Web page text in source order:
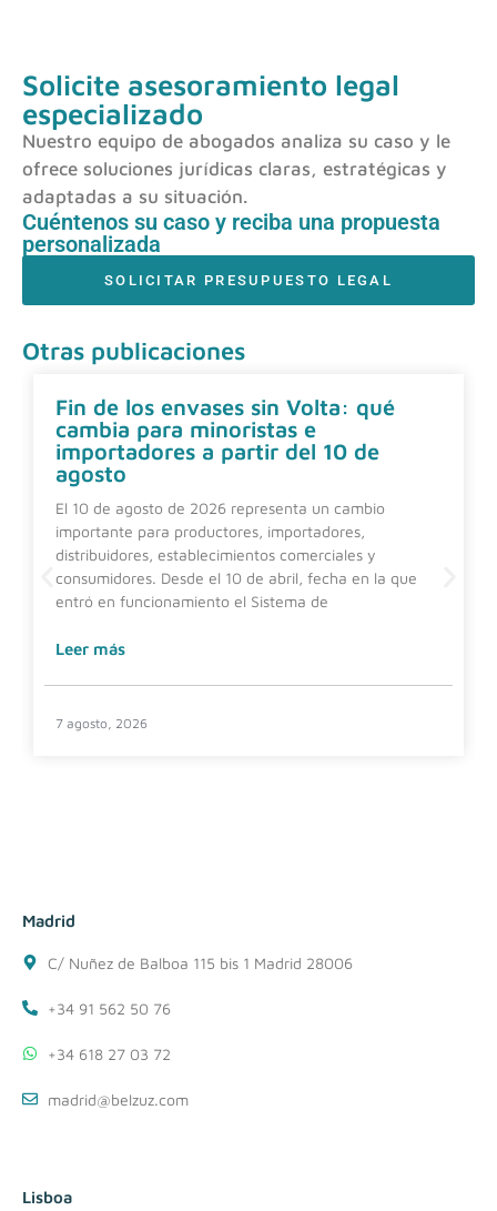
Solicite asesoramiento legal
especializado
Nuestro equipo de abogados analiza su caso y le
ofrece soluciones jurídicas claras, estratégicas y
adaptadas a su situación.
Cuéntenos su caso y reciba una propuesta
personalizada
SOLICITAR PRESUPUESTO LEGAL
Otras publicaciones
Fin de los envases sin Volta: qué
cambia para minoristas e
importadores a partir del 10 de
agosto
El 10 de agosto de 2026 representa un cambio
importante para productores, importadores,
distribuidores, establecimientos comerciales y
consumidores. Desde el 10 de abril, fecha en la que
entró en funcionamiento el Sistema de
Leer más
7 agosto, 2026
Madrid
C/ Nuñez de Balboa 115 bis 1 Madrid 28006
+34 91 562 50 76
+34 618 27 03 72
madrid@belzuz.com
Lisboa